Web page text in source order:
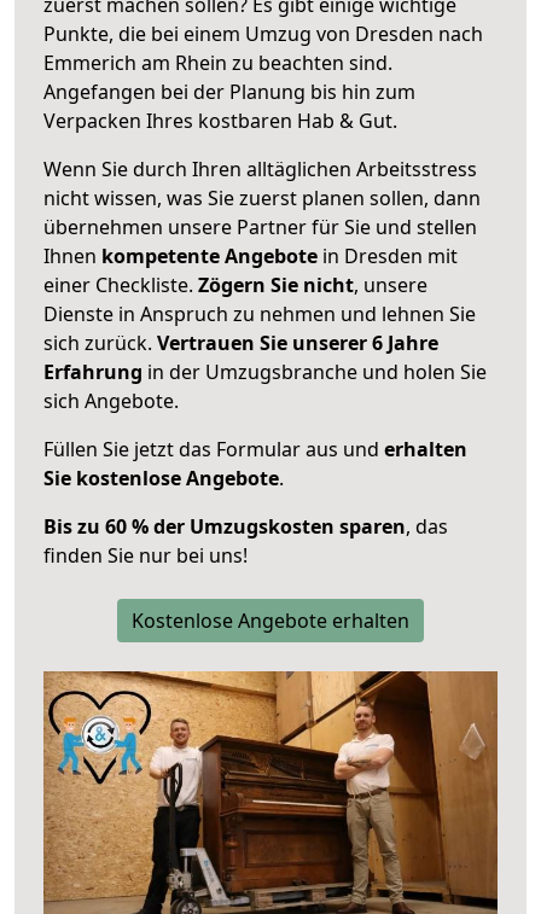
Punkte, die bei einem Umzug von Dresden nach
Emmerich am Rhein zu beachten sind.
Angefangen bei der Planung bis hin zum
Verpacken Ihres kostbaren Hab & Gut.
Wenn Sie durch Ihren alltäglichen Arbeitsstress
nicht wissen, was Sie zuerst planen sollen, dann
übernehmen unsere Partner für Sie und stellen
Ihnen kompetente Angebote in Dresden mit
einer Checkliste. Zögern Sie nicht, unsere
Dienste in Anspruch zu nehmen und lehnen Sie
sich zurück. Vertrauen Sie unserer 6 Jahre
Erfahrung in der Umzugsbranche und holen Sie
sich Angebote.
Füllen Sie jetzt das Formular aus und erhalten
Sie kostenlose Angebote.
Bis zu 60 % der Umzugskosten sparen, das
finden Sie nur bei uns!
Kostenlose Angebote erhalten